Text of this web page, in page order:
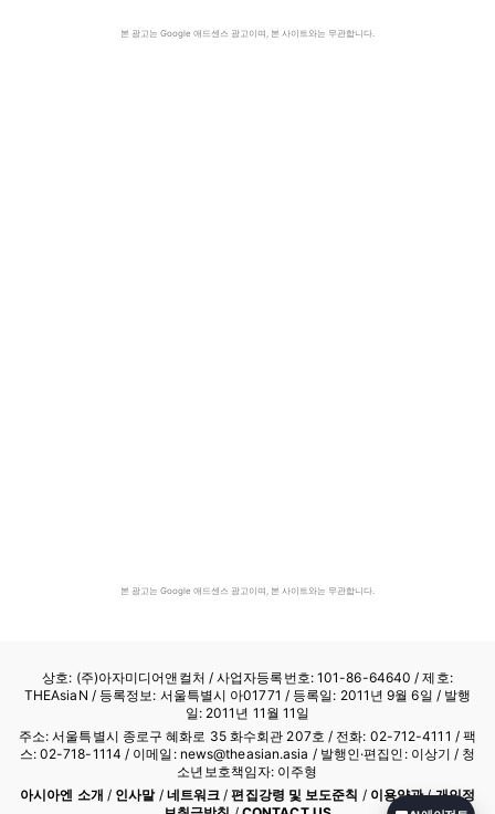
본 광고는 Google 애드센스 광고이며, 본 사이트와는 무관합니다.
본 광고는 Google 애드센스 광고이며, 본 사이트와는 무관합니다.
상호: (주)아자미디어앤컬처 /사업자등록번호: 101-86-64640 / 제호:
THEAsiaN / 등록정보: 서울특별시 아01771 / 등록일: 2011년 9월 6일 / 발행
일: 2011년 11월 11일
주소: 서울특별시 종로구 혜화로 35 화수회관 207호 / 전화: 02-712-4111 / 팩
스: 02-718-1114 / 이메일: news@theasian.asia / 발행인·편집인: 이상기 / 청
소년보호책임자: 이주형
아시아엔 소개 / 인사말/ 네트워크 /편집강령 및 보도준칙 / 이용약관/개인정